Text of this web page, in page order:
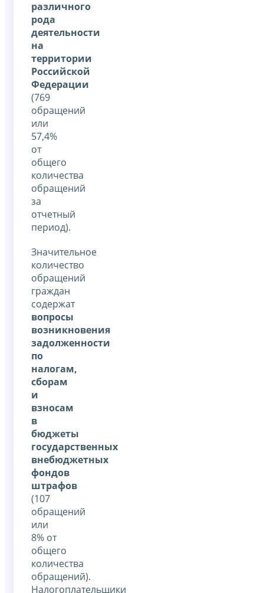
различного
рода
деятельности
на
территории
Российской
Федерации
(769
обращений
или
57,4%
от
общего
количества
обращений
за
отчетный
период).
Значительное
количество
обращений
граждан
содержат
вопросы
возникновения
задолженности
по
налогам,
сборам
и
взносам
в
бюджеты
государственных
внебюджетных
фондов
штрафов
(107
обращений
или
8% от
общего
количества
обращений).
Налогоплательщики